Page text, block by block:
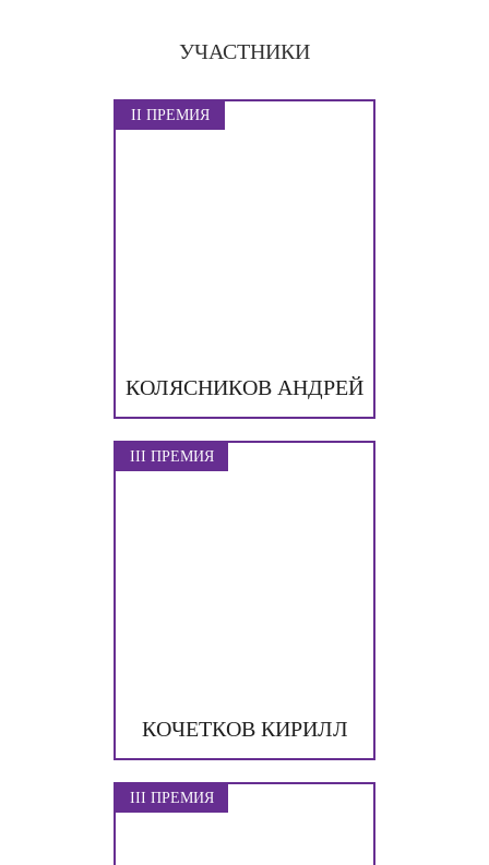
УЧАСТНИКИ
КОЛЯСНИКОВ АНДРЕЙ
II ПРЕМИЯ
КОЧЕТКОВ КИРИЛЛ
III ПРЕМИЯ
III ПРЕМИЯ